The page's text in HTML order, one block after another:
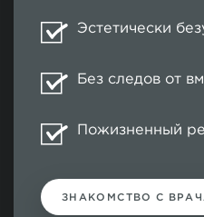
Эстетически
Без следов от
Пожизненный
ЗНАКОМСТВО С